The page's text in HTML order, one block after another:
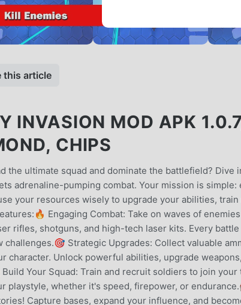
this article
INVASION MOD APK
CHIPS
the ultimate squad and dominate the battlefield?
adrenaline-pumping combat. Your mission is
your resources wisely to upgrade your abilities,
Engaging Combat: Take on waves of
rifles, shotguns, and high-tech laser kits. Every
challenges.🎯 Strategic Upgrades: Collect valuable
character. Unlock powerful abilities, upgrade
Your Squad: Train and recruit soldiers to join
playstyle, whether it's speed, firepower, or
Capture bases, expand your influence, and